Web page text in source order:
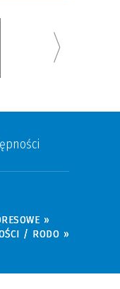
»
/ RODO »